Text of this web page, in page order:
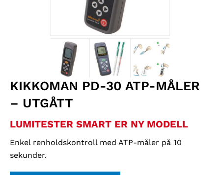
KIKKOMAN PD-30 ATP-MÅLER
– UTGÅTT
LUMITESTER SMART ER NY MODELL
Enkel renholdskontroll med ATP-måler på 10
sekunder.